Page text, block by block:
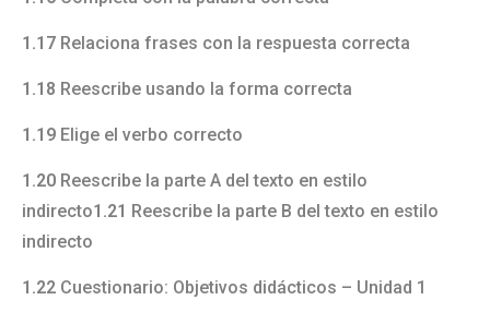
1.17 Relaciona frases con la respuesta correcta
1.18 Reescribe usando la forma correcta
1.19 Elige el verbo correcto
1.20 Reescribe la parte A del texto en estilo
indirecto1.21 Reescribe la parte B del texto en estilo
indirecto
1.22 Cuestionario: Objetivos didácticos – Unidad 1